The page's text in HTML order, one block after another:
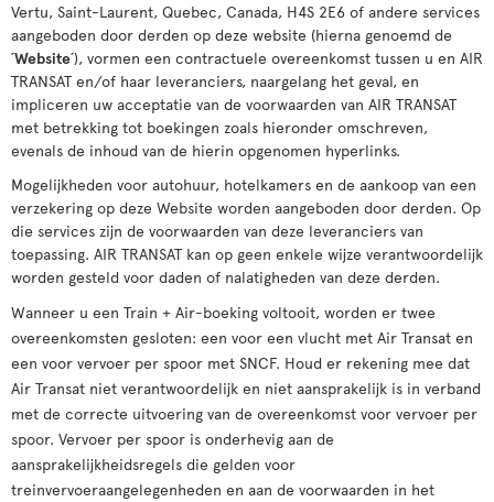
Vertu, Saint-Laurent, Quebec, Canada, H4S 2E6 of andere services
aangeboden door derden op deze website (hierna genoemd de
´Website´), vormen een contractuele overeenkomst tussen u en AIR
TRANSAT en/of haar leveranciers, naargelang het geval, en
impliceren uw acceptatie van de voorwaarden van AIR TRANSAT
met betrekking tot boekingen zoals hieronder omschreven,
evenals de inhoud van de hierin opgenomen hyperlinks.
Mogelijkheden voor autohuur, hotelkamers en de aankoop van een
verzekering op deze Website worden aangeboden door derden. Op
die services zijn de voorwaarden van deze leveranciers van
toepassing. AIR TRANSAT kan op geen enkele wijze verantwoordelijk
worden gesteld voor daden of nalatigheden van deze derden.
Wanneer u een Train + Air-boeking voltooit, worden er twee
overeenkomsten gesloten: een voor een vlucht met Air Transat en
een voor vervoer per spoor met SNCF. Houd er rekening mee dat
Air Transat niet verantwoordelijk en niet aansprakelijk is in verband
met de correcte uitvoering van de overeenkomst voor vervoer per
spoor. Vervoer per spoor is onderhevig aan de
aansprakelijkheidsregels die gelden voor
treinvervoeraangelegenheden en aan de voorwaarden in het